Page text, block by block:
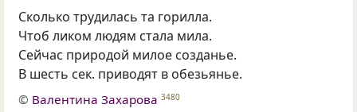
Сколько трудилась та горилла.
Чтоб ликом людям стала мила.
Сейчас природой милое созданье.
В шесть сек. приводят в обезьянье.
© Валентина Захарова 3480